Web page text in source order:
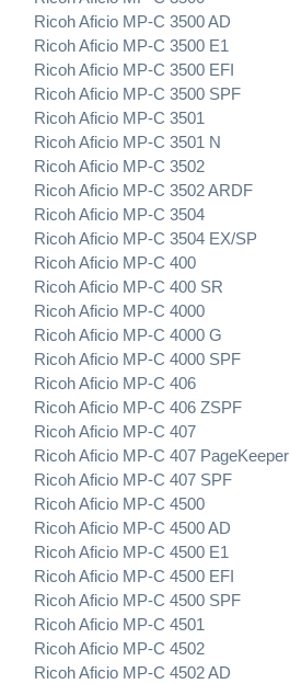
Ricoh Aficio MP-C 3500 AD
Ricoh Aficio MP-C 3500 E1
Ricoh Aficio MP-C 3500 EFI
Ricoh Aficio MP-C 3500 SPF
Ricoh Aficio MP-C 3501
Ricoh Aficio MP-C 3501 N
Ricoh Aficio MP-C 3502
Ricoh Aficio MP-C 3502 ARDF
Ricoh Aficio MP-C 3504
Ricoh Aficio MP-C 3504 EX/SP
Ricoh Aficio MP-C 400
Ricoh Aficio MP-C 400 SR
Ricoh Aficio MP-C 4000
Ricoh Aficio MP-C 4000 G
Ricoh Aficio MP-C 4000 SPF
Ricoh Aficio MP-C 406
Ricoh Aficio MP-C 406 ZSPF
Ricoh Aficio MP-C 407
Ricoh Aficio MP-C 407 PageKeeper
Ricoh Aficio MP-C 407 SPF
Ricoh Aficio MP-C 4500
Ricoh Aficio MP-C 4500 AD
Ricoh Aficio MP-C 4500 E1
Ricoh Aficio MP-C 4500 EFI
Ricoh Aficio MP-C 4500 SPF
Ricoh Aficio MP-C 4501
Ricoh Aficio MP-C 4502
Ricoh Aficio MP-C 4502 AD